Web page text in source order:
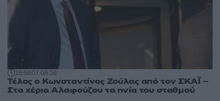
15:5807.08.26
Τέλος ο Κωνσταντίνος Ζούλας από τον ΣΚΑΪ –
Στα χέρια Αλαφούζου τα ηνία του σταθμού